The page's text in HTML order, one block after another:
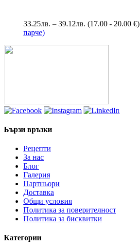
33.25лв. – 39.12лв. Price
(17.00 - 20.00 €)
парче)
Бързи връзки
Рецепти
За нас
Блог
Галерия
Партньори
Доставка
Общи условия
Политика за поверителност
Политика за бисквитки
Категории